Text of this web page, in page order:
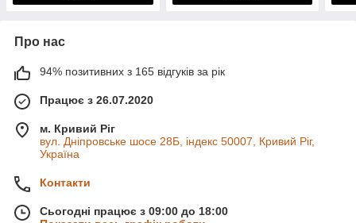
Про нас
94% позитивних з 165 відгуків за рік
Працює з 26.07.2020
м. Кривий Ріг
вул. Дніпровське шосе 28Б, індекс 50007, Кривий Ріг,
Україна
Контакти
Сьогодні працює з 09:00 до 18:00